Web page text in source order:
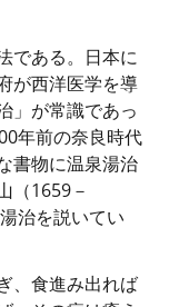
である。日本に
が西洋医学を導
」が常識であっ
年前の奈良時代
書物に温泉湯治
（1659－
治を説いてい
、食進み出れば